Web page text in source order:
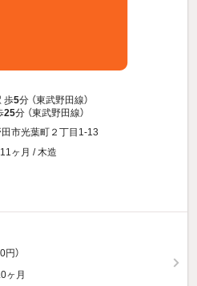
歩5分 （東武野田線）
25分 （東武野田線）
市光葉町２丁目1-13
ヶ月 / 木造
円）
ヶ月